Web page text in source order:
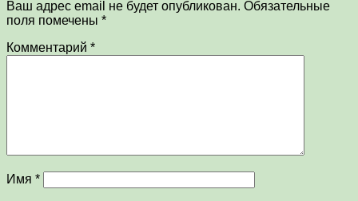
Ваш адрес email не будет опубликован. Обязательные
поля помечены *
Комментарий *
Имя *